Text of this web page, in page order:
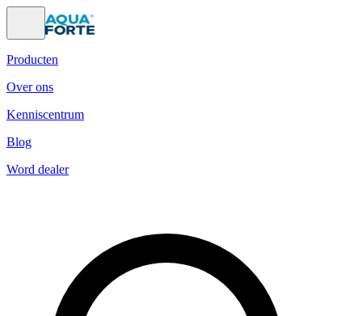
Producten
Over ons
Kenniscentrum
Blog
Word dealer